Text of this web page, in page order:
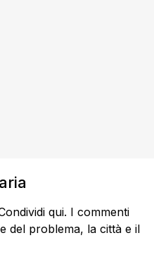
qui. I commenti
del problema, la città e il